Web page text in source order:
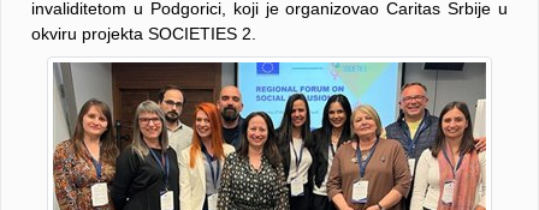
invaliditetom u Podgorici, koji je organizovao Caritas Srbije u
okviru projekta SOCIETIES 2.